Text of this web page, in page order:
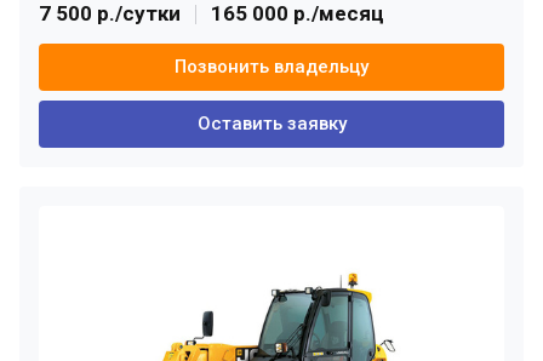
7 500 р./сутки 165 000 р./месяц
Позвонить владельцу
Оставить заявку